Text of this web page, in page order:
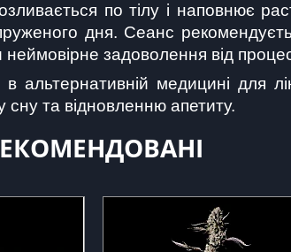
по тілу і наповнює
дня. Сеанс
неймовірне задоволення від
медицині для
та відновленню апетиту.